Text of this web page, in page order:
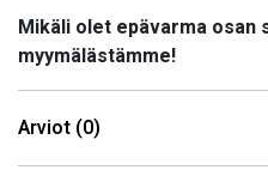
Mikäli olet epävarma osan
myymälästämme!
Arviot (0)